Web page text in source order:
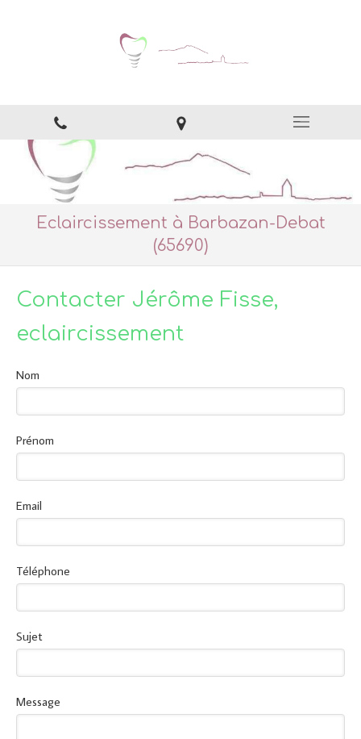
Eclaircissement à Barbazan-Debat
(65690)
Contacter Jérôme Fisse,
eclaircissement
Nom
Prénom
Email
Téléphone
Sujet
Message